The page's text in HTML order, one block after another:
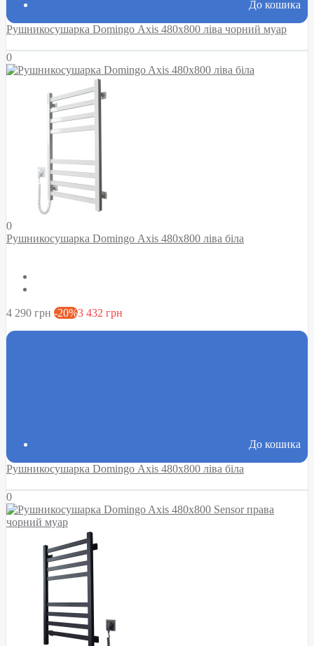
До кошика
Рушникосушарка Domingo Axis 480x800 ліва чорний муар
0
0
Рушникосушарка Domingo Axis 480x800 ліва біла
4 290 грн -20%3 432 грн
До кошика
Рушникосушарка Domingo Axis 480x800 ліва біла
0